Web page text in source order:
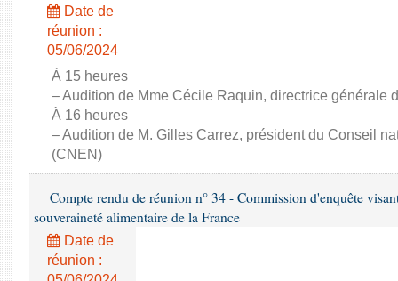
Date de
réunion :
05/06/2024
À 15 heures
– Audition de Mme Cécile Raquin, directrice générale
À 16 heures
– Audition de M. Gilles Carrez, président du Conseil
(CNEN)
Compte rendu de réunion n° 34 - Commission d'enquête
souveraineté alimentaire de la France
Date de
réunion :